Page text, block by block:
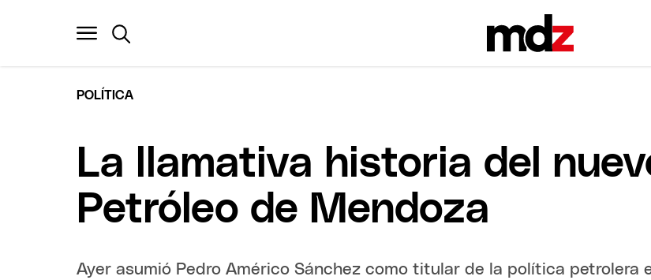
POLÍTICA
La llamativa historia del
Petróleo de Mendoza
Ayer asumió Pedro Américo Sánchez como titular de la política petrolera